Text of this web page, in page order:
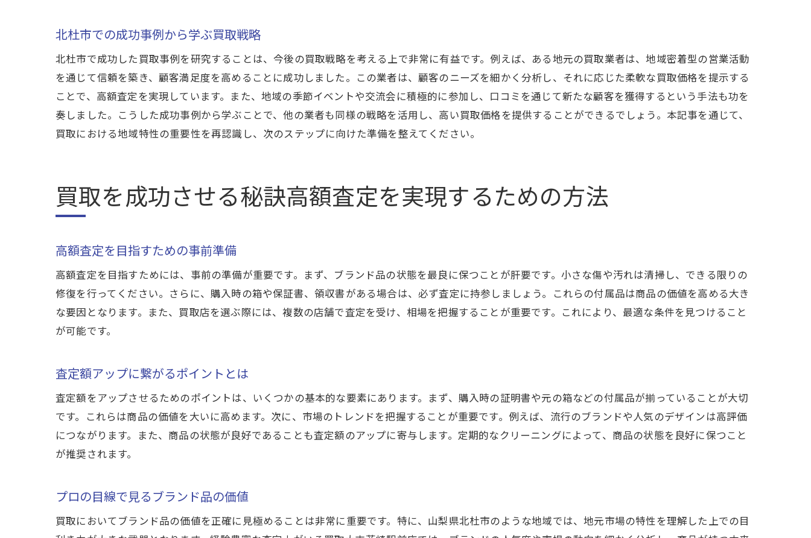
市場動向を踏まえたブランド品の価値を最大限に引き出す方法
市場動向を把握する重要性
ブランド品の価格に影響を与えるトレンド
市場調査を活用した効果的な売却戦略
ブランド品の価値を引き上げるための最新情報
ブランド品の長期的な価値を考える
北杜市での買取を成功させるための実用的なアドバイス
地域市場を理解して賢く売却する方法
初心者でも簡単に始められる買取の流れ
買取の前に確認すべき重要なチェックリスト
北杜市での成功事例から学ぶ買取戦略
北杜市で成功した買取事例を研究することは、今後の買取戦略を考える上で非常に有益です。例えば、ある地元の買取業者は、地域密着型の営業活動
を通じて信頼を築き、顧客満足度を高めることに成功しました。この業者は、顧客のニーズを細かく分析し、それに応じた柔軟な買取価格を提示する
ことで、高額査定を実現しています。また、地域の季節イベントや交流会に積極的に参加し、口コミを通じて新たな顧客を獲得するという手法も功を
奏しました。こうした成功事例から学ぶことで、他の業者も同様の戦略を活用し、高い買取価格を提供することができるでしょう。本記事を通じて、
買取における地域特性の重要性を再認識し、次のステップに向けた準備を整えてください。
買取を成功させる秘訣高額査定を実現するための方法
高額査定を目指すための事前準備
高額査定を目指すためには、事前の準備が重要です。まず、ブランド品の状態を最良に保つことが肝要です。小さな傷や汚れは清掃し、できる限りの
修復を行ってください。さらに、購入時の箱や保証書、領収書がある場合は、必ず査定に持参しましょう。これらの付属品は商品の価値を高める大き
な要因となります。また、買取店を選ぶ際には、複数の店舗で査定を受け、相場を把握することが重要です。これにより、最適な条件を見つけること
が可能です。
査定額アップに繋がるポイントとは
査定額をアップさせるためのポイントは、いくつかの基本的な要素にあります。まず、購入時の証明書や元の箱などの付属品が揃っていることが大切
です。これらは商品の価値を大いに高めます。次に、市場のトレンドを把握することが重要です。例えば、流行のブランドや人気のデザインは高評価
につながります。また、商品の状態が良好であることも査定額のアップに寄与します。定期的なクリーニングによって、商品の状態を良好に保つこと
が推奨されます。
プロの目線で見るブランド品の価値
買取においてブランド品の価値を正確に見極めることは非常に重要です。特に、山梨県北杜市のような地域では、地元市場の特性を理解した上での目